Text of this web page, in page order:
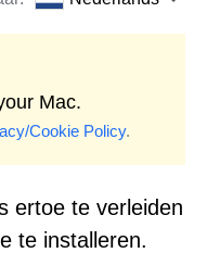
Mac.
Cookie Policy.
ertoe te verleiden
te installeren.